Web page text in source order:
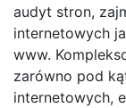
audyt stron,
internetowych
www.
zarówno pod
internetowych,